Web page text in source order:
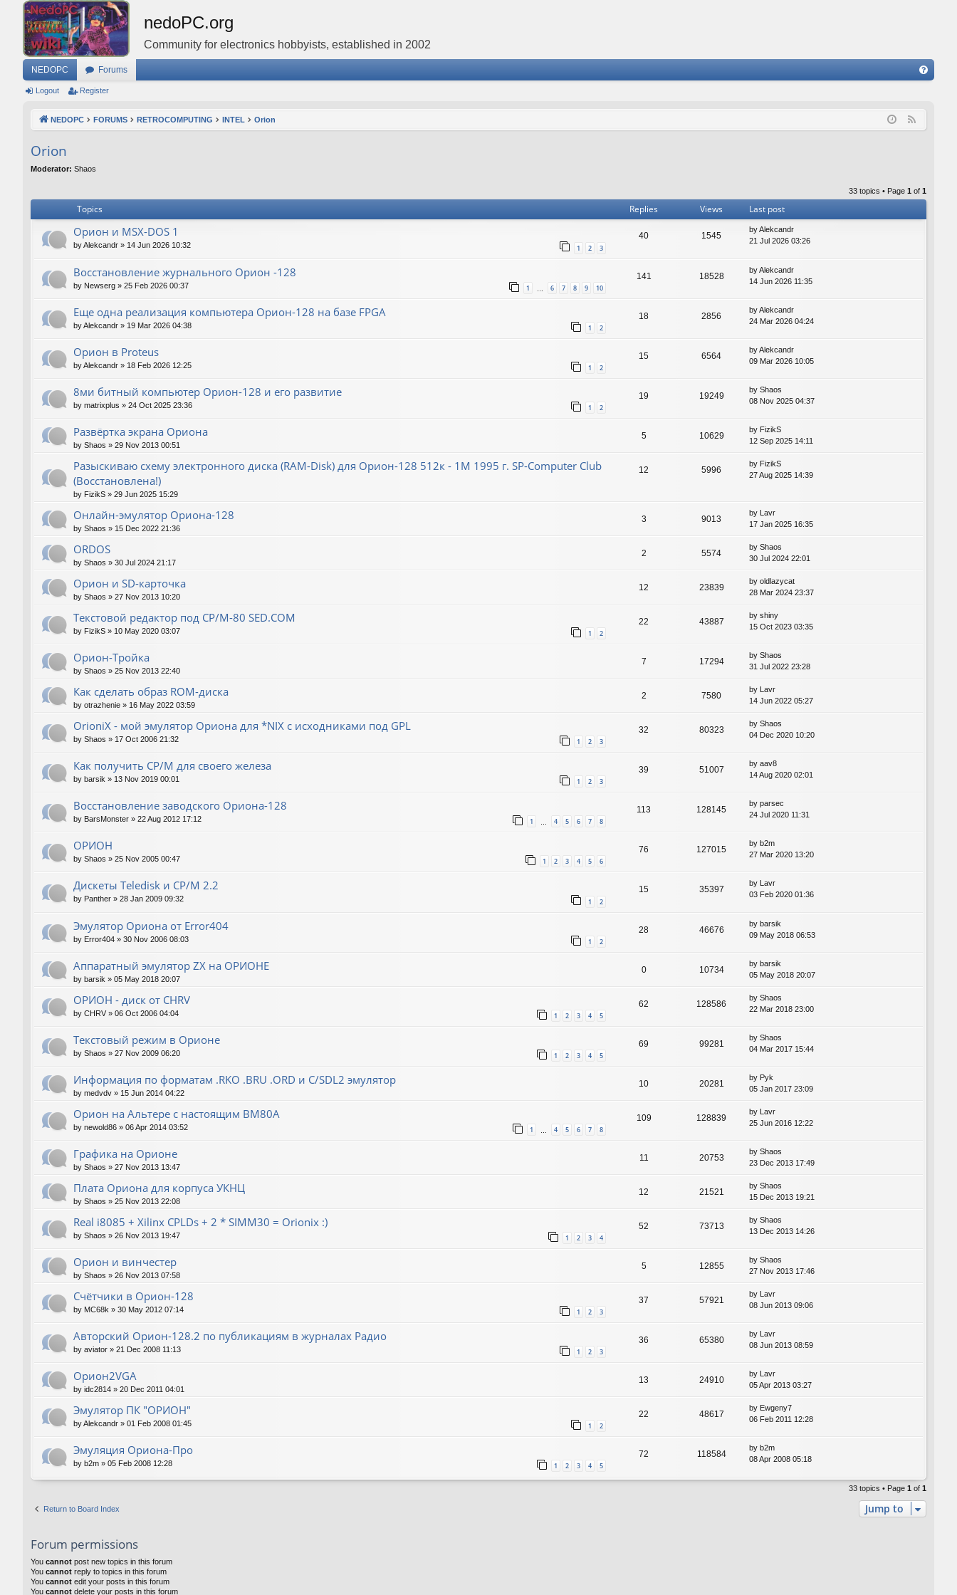
nedoPC.org
Community for electronics hobbyists, established in 2002
NEDOPC Forums
Q
Logout Register
NEDOPC FORUMS RETROCOMPUTING INTEL Orion
Orion
Moderator: Shaos
33 topics • Page 1 of 1
Topics Replies Views Last post
Орион и MSX-DOS 1
byAlekcandr » 14 Jun 2026 10:32 1 2 3
40 1545
byAlekcandr
21 Jul 2026 03:26
Восстановление журнального Орион -128
by Newserg » 25 Feb 2026 00:37 1 6 7 8 9 10
141 18528
byAlekcandr
14 Jun 2026 11:35
Еще одна реализация компьютера Орион-128 на базе FPGA
byAlekcandr » 19 Mar 2026 04:38 1 2
18 2856
byAlekcandr
24 Mar 2026 04:24
Орион в Proteus
byAlekcandr » 18 Feb 2026 12:25 1 2
15 6564
byAlekcandr
09 Mar 2026 10:05
8ми битный компьютер Орион-128 и его развитие
by matrixplus » 24 Oct 2025 23:36 1 2
19 19249
by Shaos
08 Nov 2025 04:37
Развёртка экрана Ориона
by Shaos » 29 Nov 2013 00:51
5 10629
by FizikS
12 Sep 2025 14:11
Разыскиваю схему электронного диска (RAM-Disk) для Орион-128 512к - 1М 1995 г. SP-Computer Club
(Восстановлена!)
by FizikS » 29 Jun 2025 15:29
12 5996
by FizikS
27 Aug 2025 14:39
Онлайн-эмулятор Ориона-128
by Shaos » 15 Dec 2022 21:36
3 9013
by Lavr
17 Jan 2025 16:35
ORDOS
by Shaos » 30 Jul 2024 21:17
2 5574
by Shaos
30 Jul 2024 22:01
Орион и SD-карточка
by Shaos » 27 Nov 2013 10:20
12 23839
by oldlazycat
28 Mar 2024 23:37
Текстовой редактор под CP/M-80 SED.COM
by FizikS » 10 May 2020 03:07 1 2
22 43887
by shiny
15 Oct 2023 03:35
Орион-Тройка
by Shaos » 25 Nov 2013 22:40
7 17294
by Shaos
31 Jul 2022 23:28
Как сделать образ ROM-диска
by otrazhenie » 16 May 2022 03:59
2 7580
by Lavr
14 Jun 2022 05:27
OrioniX - мой эмулятор Ориона для *NIX с исходниками под GPL
by Shaos » 17 Oct 2006 21:32 1 2 3
32 80323
by Shaos
04 Dec 2020 10:20
Как получить CP/M для своего железа
by barsik » 13 Nov 2019 00:01 1 2 3
39 51007
by aav8
14 Aug 2020 02:01
Восстановление заводского Ориона-128
by BarsMonster » 22 Aug 2012 17:12 1 … 4 5 6 7 8
113 128145
by parsec
24 Jul 2020 11:31
ОРИОН
by Shaos » 25 Nov 2005 00:47 1 2 3 4 5 6
76 127015
by b2m
27 Mar 2020 13:20
Дискеты Teledisk и CP/M 2.2
by Panther » 28 Jan 2009 09:32 1 2
15 35397
by Lavr
03 Feb 2020 01:36
Эмулятор Ориона от Error404
by Error404 » 30 Nov 2006 08:03 1 2
28 46676
by barsik
09 May 2018 06:53
Аппаратный эмулятор ZX на ОРИОНЕ
by barsik » 05 May 2018 20:07
0 10734
by barsik
05 May 2018 20:07
ОРИОН - диск от CHRV
by CHRV » 06 Oct 2006 04:04 1 2 3 4 5
62 128586
by Shaos
22 Mar 2018 23:00
Текстовый режим в Орионе
by Shaos » 27 Nov 2009 06:20 1 2 3 4 5
69 99281
by Shaos
04 Mar 2017 15:44
Информация по форматам .RKO .BRU .ORD и С/SDL2 эмулятор
by medvdv » 15 Jun 2014 04:22
10 20281
by Pyk
05 Jan 2017 23:09
Орион на Альтере с настоящим ВМ80А
by newold86 » 06 Apr 2014 03:52 1 4 5 6 7 8
109 128839
by Lavr
25 Jun 2016 12:22
Графика на Орионе
by Shaos » 27 Nov 2013 13:47
11 20753
by Shaos
23 Dec 2013 17:49
Плата Ориона для корпуса УКНЦ
by Shaos » 25 Nov 2013 22:08
12 21521
by Shaos
15 Dec 2013 19:21
Real i8085 + Xilinx CPLDs + 2 * SIMM30 = Orionix :)
by Shaos » 26 Nov 2013 19:47 1 2 3 4
52 73713
by Shaos
13 Dec 2013 14:26
Орион и винчестер
by Shaos » 26 Nov 2013 07:58
5 12855
by Shaos
27 Nov 2013 17:46
Счётчики в Орион-128
by MC68k » 30 May 2012 07:14 1 2 3
37 57921
by Lavr
08 Jun 2013 09:06
Авторский Орион-128.2 по публикациям в журналах Радио
by aviator » 21 Dec 2008 11:13 1 2 3
36 65380
by Lavr
08 Jun 2013 08:59
Орион2VGA
by idc2814 » 20 Dec 2011 04:01
13 24910
by Lavr
05 Apr 2013 03:27
Эмулятор ПК "ОРИОН"
byAlekcandr » 01 Feb 2008 01:45 1 2
22 48617
by Ewgeny7
06 Feb 2011 12:28
Эмуляция Ориона-Про
by b2m » 05 Feb 2008 12:28 1 2 3 4 5
72 118584
by b2m
08 Apr 2008 05:18
33 topics • Page 1 of 1
Return to Board Index Jump to
Forum permissions
You cannot post new topics in this forum
You cannot reply to topics in this forum
You cannot edit your posts in this forum
You cannot delete your posts in this forum